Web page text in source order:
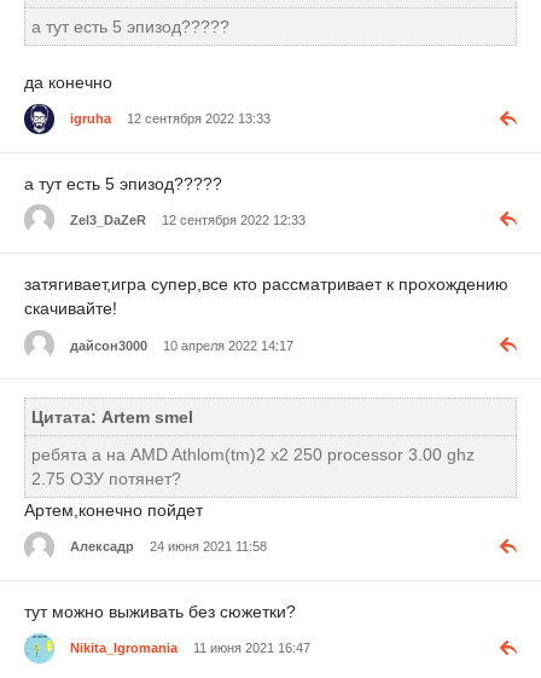
а тут есть 5 эпизод?????
да конечно
igruha 12 сентября 2022 13:33
а тут есть 5 эпизод?????
Zel3_DaZeR 12 сентября 2022 12:33
затягивает,игра супер,все кто рассматривает к прохождению
скачивайте!
дайсон3000 10 апреля 2022 14:17
Цитата: Artem smel
ребята а на AMD Athlom(tm)2 x2 250 processor 3.00 ghz
2.75 ОЗУ потянет?
Артем,конечно пойдет
Алексадр 24 июня 2021 11:58
тут можно выживать без сюжетки?
Nikita_Igromania 11 июня 2021 16:47